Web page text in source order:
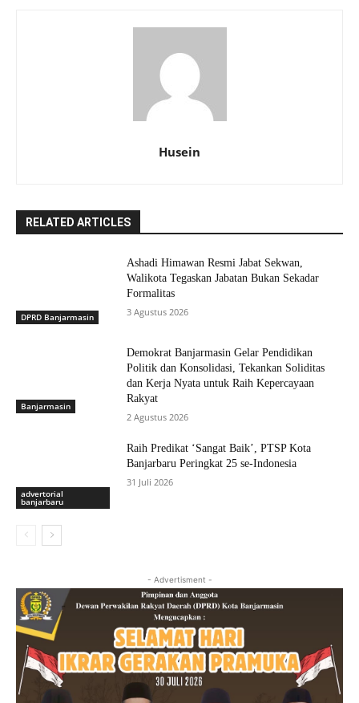
Husein
RELATED ARTICLES
DPRD Banjarmasin
Ashadi Himawan Resmi Jabat Sekwan,
Walikota Tegaskan Jabatan Bukan Sekadar
Formalitas
3 Agustus 2026
Banjarmasin
Demokrat Banjarmasin Gelar Pendidikan
Politik dan Konsolidasi, Tekankan Soliditas
dan Kerja Nyata untuk Raih Kepercayaan
Rakyat
2 Agustus 2026
advertorial
banjarbaru
Raih Predikat ‘Sangat Baik’, PTSP Kota
Banjarbaru Peringkat 25 se-Indonesia
31 Juli 2026
- Advertisment -